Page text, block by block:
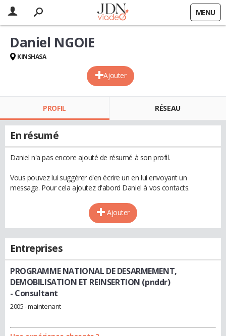
MENU
Ajouter
Daniel NGOIE
KINSHASA
PROFIL RÉSEAU
En résumé
Daniel n'a pas encore ajouté de résumé à son profil.
Vous pouvez lui suggérer d'en écrire un en lui envoyant un
message. Pour cela ajoutez d'abord Daniel à vos contacts.
Ajouter
Entreprises
PROGRAMME NATIONAL DE DESARMEMENT,
DEMOBILISATION ET REINSERTION (pnddr)
- Consultant
2005 - maintenant